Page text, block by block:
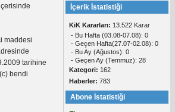
maddesi
tarihine
bendi
İçerik İstatistiği
KiK Kararları: 13.522 Karar
- Bu Hafta (03.08-07.08): 0
- Geçen Hafta(27.07-02.08): 0
- Bu Ay (Ağustos): 0
- Geçen Ay (Temmuz): 28
Kategori: 162
Haberler: 783
Abone İstatistiği